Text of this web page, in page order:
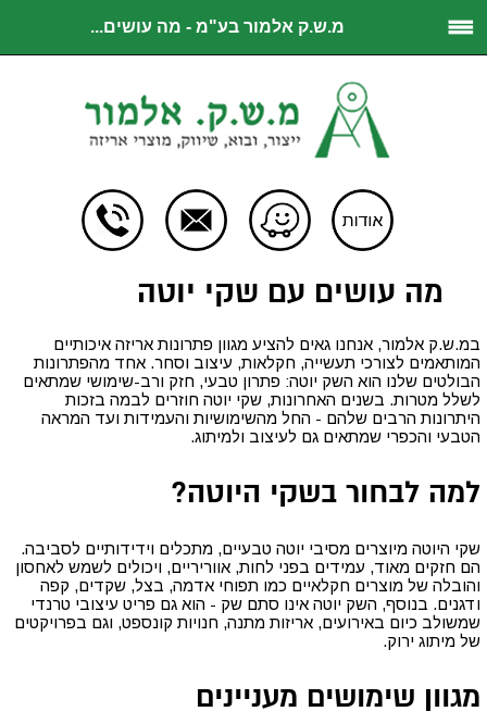
מ.ש.ק אלמור בע"מ - מה עושים...
מה עושים עם שקי יוטה
במ.ש.ק אלמור, אנחנו גאים להציע מגוון פתרונות אריזה איכותיים
המותאמים לצורכי תעשייה, חקלאות, עיצוב וסחר. אחד מהפתרונות
הבולטים שלנו הוא השק יוטה: פתרון טבעי, חזק ורב-שימושי שמתאים
לשלל מטרות. בשנים האחרונות, שקי יוטה חוזרים לבמה בזכות
היתרונות הרבים שלהם - החל מהשימושיות והעמידות ועד המראה
הטבעי והכפרי שמתאים גם לעיצוב ולמיתוג.
למה לבחור בשקי היוטה?
שקי היוטה מיוצרים מסיבי יוטה טבעיים, מתכלים וידידותיים לסביבה.
הם חזקים מאוד, עמידים בפני לחות, אווריריים, ויכולים לשמש לאחסון
והובלה של מוצרים חקלאיים כמו תפוחי אדמה, בצל, שקדים, קפה
ודגנים. בנוסף, השק יוטה אינו סתם שק - הוא גם פריט עיצובי טרנדי
שמשולב כיום באירועים, אריזות מתנה, חנויות קונספט, וגם בפרויקטים
של מיתוג ירוק.
מגוון שימושים מעניינים